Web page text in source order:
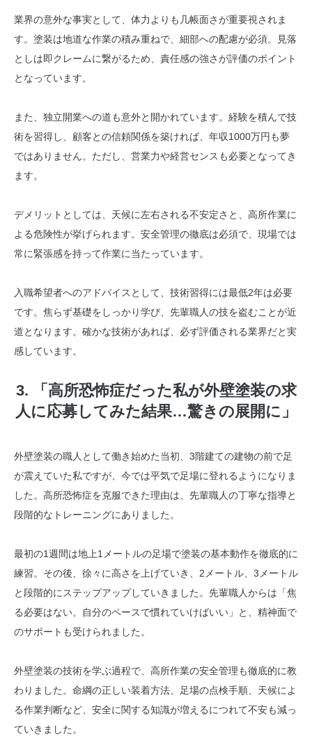
業界の意外な事実として、体力よりも几帳面さが重要視されま
す。塗装は地道な作業の積み重ねで、細部への配慮が必須。見落
としは即クレームに繋がるため、責任感の強さが評価のポイント
となっています。
また、独立開業への道も意外と開かれています。経験を積んで技
術を習得し、顧客との信頼関係を築ければ、年収1000万円も夢
ではありません。ただし、営業力や経営センスも必要となってき
ます。
デメリットとしては、天候に左右される不安定さと、高所作業に
よる危険性が挙げられます。安全管理の徹底は必須で、現場では
常に緊張感を持って作業に当たっています。
入職希望者へのアドバイスとして、技術習得には最低2年は必要
です。焦らず基礎をしっかり学び、先輩職人の技を盗むことが近
道となります。確かな技術があれば、必ず評価される業界だと実
感しています。
3. 「高所恐怖症だった私が外壁塗装の求
人に応募してみた結果…驚きの展開に」
外壁塗装の職人として働き始めた当初、3階建ての建物の前で足
が震えていた私ですが、今では平気で足場に登れるようになりま
した。高所恐怖症を克服できた理由は、先輩職人の丁寧な指導と
段階的なトレーニングにありました。
最初の1週間は地上1メートルの足場で塗装の基本動作を徹底的に
練習。その後、徐々に高さを上げていき、2メートル、3メートル
と段階的にステップアップしていきました。先輩職人からは「焦
る必要はない。自分のペースで慣れていけばいい」と、精神面で
のサポートも受けられました。
外壁塗装の技術を学ぶ過程で、高所作業の安全管理も徹底的に教
わりました。命綱の正しい装着方法、足場の点検手順、天候によ
る作業判断など、安全に関する知識が増えるにつれて不安も減っ
ていきました。